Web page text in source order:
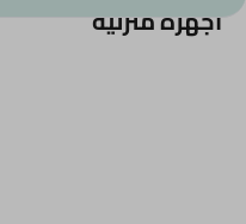
أجهزة منزلية